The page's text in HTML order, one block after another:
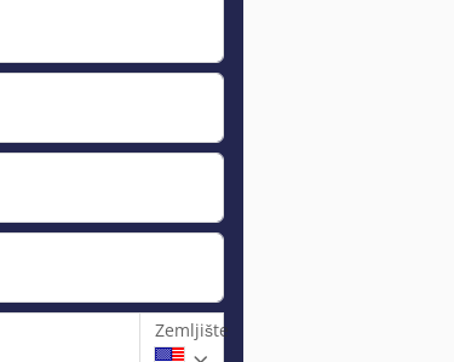
Zemljište